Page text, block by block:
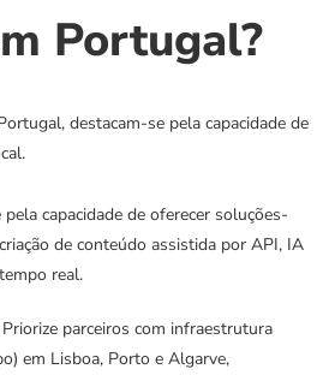
Portugal?
destacam-se pela capacidade de
capacidade de oferecer soluções-
de conteúdo assistida por API, IA
real.
Priorize parceiros com infraestrutura
em Lisboa, Porto e Algarve,